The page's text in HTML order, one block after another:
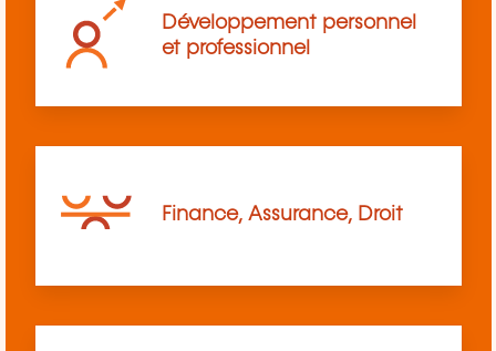
Développement personnel
et professionnel
Finance, Assurance, Droit